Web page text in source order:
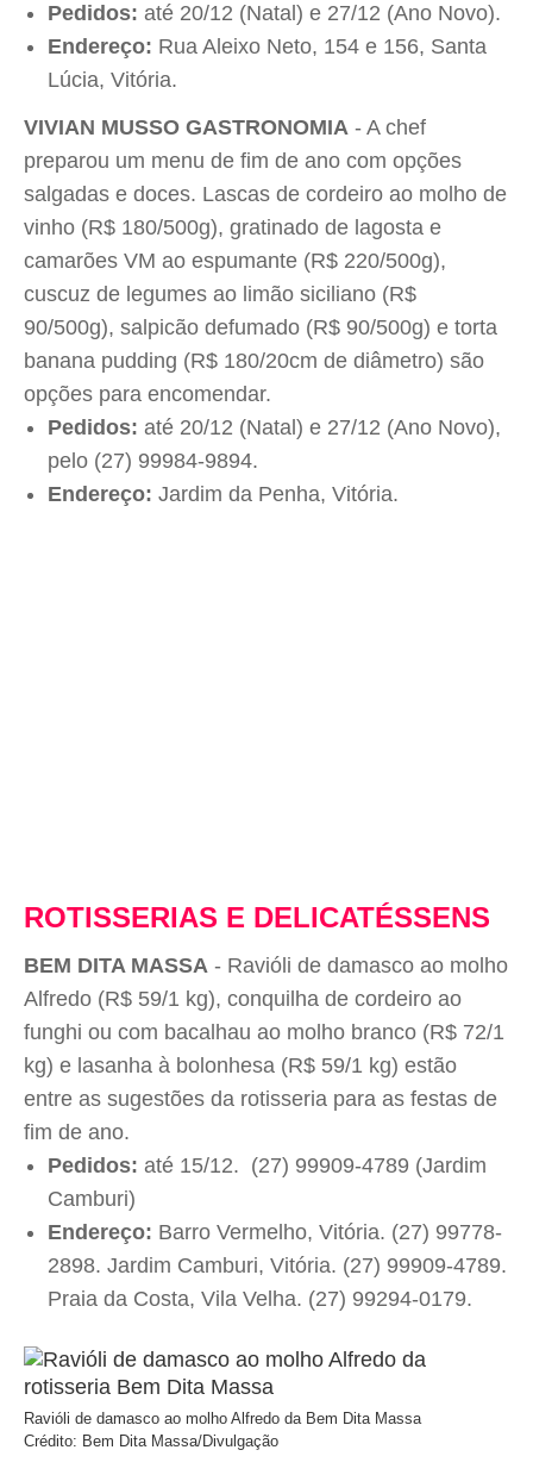
Pedidos: até 20/12 (Natal) e 27/12 (Ano Novo).
Endereço: Rua Aleixo Neto, 154 e 156, Santa
Lúcia, Vitória.
VIVIAN MUSSO GASTRONOMIA - A chef
preparou um menu de fim de ano com opções
salgadas e doces. Lascas de cordeiro ao molho de
vinho (R$ 180/500g), gratinado de lagosta e
camarões VM ao espumante (R$ 220/500g),
cuscuz de legumes ao limão siciliano (R$
90/500g), salpicão defumado (R$ 90/500g) e torta
banana pudding (R$ 180/20cm de diâmetro) são
opções para encomendar.
Pedidos: até 20/12 (Natal) e 27/12 (Ano Novo),
pelo (27) 99984-9894.
Endereço: Jardim da Penha, Vitória.
ROTISSERIAS E DELICATÉSSENS
BEM DITA MASSA - Ravióli de damasco ao molho
Alfredo (R$ 59/1 kg), conquilha de cordeiro ao
funghi ou com bacalhau ao molho branco (R$ 72/1
kg) e l asanha à bolonhesa (R$ 59/1 kg) estão
entre as sugestões da rotisseria para as festas de
fim de ano.
Pedidos: até 15/12. (27) 99909-4789 (Jardim
Camburi)
Endereço: Barro Vermelho, Vitória. (27) 99778-
2898. Jardim Camburi, Vitória. (27) 99909-4789.
Praia da Costa, Vila Velha. (27) 99294-0179.
Ravióli de damasco ao molho Alfredo da Bem Dita Massa
Crédito: Bem Dita Massa/Divulgação